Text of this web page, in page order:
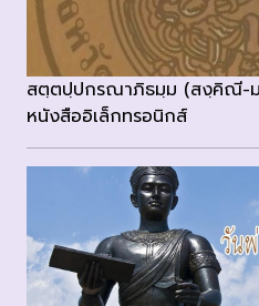
สตฺตปฺปกรณาภิธมฺม (สงฺคิณี-
หนังสืออิเล็กทรอนิกส์